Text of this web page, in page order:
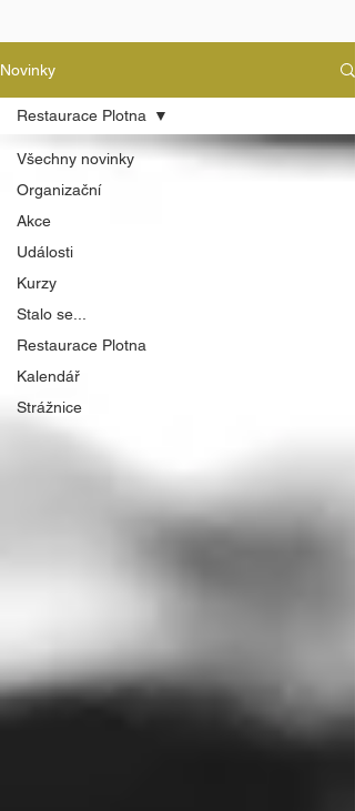
Novinky
Všechny novinky
Organizační
Akce
Události
Kurzy
Stalo se...
Restaurace Plotna
Kalendář
Strážnice
Restaurace Plotna